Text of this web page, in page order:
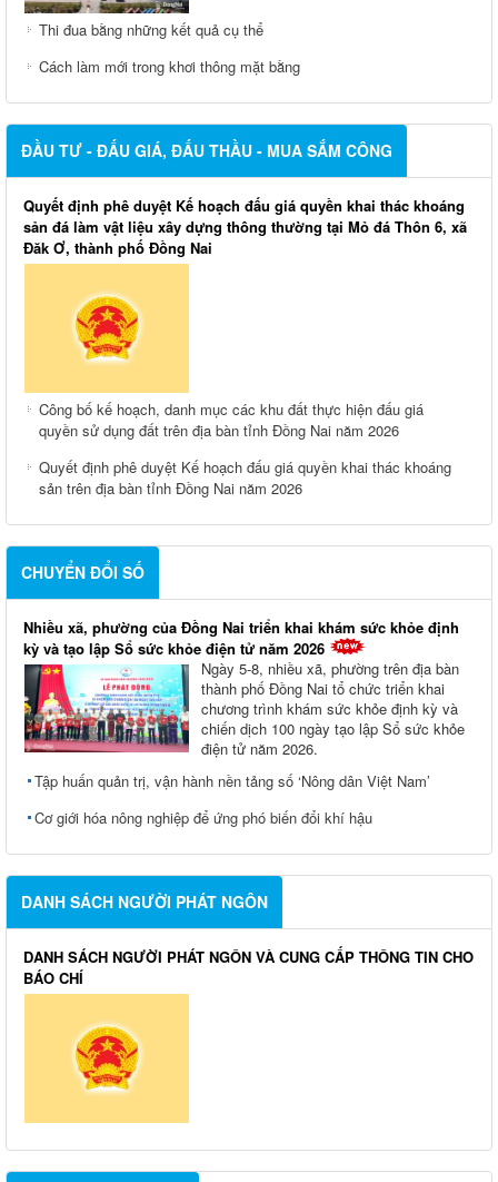
Thi đua bằng những kết quả cụ thể
Cách làm mới trong khơi thông mặt bằng
ĐẦU TƯ - ĐẤU GIÁ, ĐẤU THẦU - MUA SẮM CÔNG
Quyết định phê duyệt Kế hoạch đấu giá quyền khai thác khoáng
sản đá làm vật liệu xây dựng thông thường tại Mỏ đá Thôn 6, xã
Đăk Ơ, thành phố Đồng Nai
Công bố kế hoạch, danh mục các khu đất thực hiện đấu giá
quyền sử dụng đất trên địa bàn tỉnh Đồng Nai năm 2026
Quyết định phê duyệt Kế hoạch đấu giá quyền khai thác khoáng
sản trên địa bàn tỉnh Đồng Nai năm 2026
CHUYỂN ĐỔI SỐ
Nhiều xã, phường của Đồng Nai triển khai khám sức khỏe định
kỳ và tạo lập Sổ sức khỏe điện tử năm 2026
Ngày 5-8, nhiều xã, phường trên địa bàn
thành phố Đồng Nai tổ chức triển khai
chương trình khám sức khỏe định kỳ và
chiến dịch 100 ngày tạo lập Sổ sức khỏe
điện tử năm 2026.
Tập huấn quản trị, vận hành nền tảng số ‘Nông dân Việt Nam’
Cơ giới hóa nông nghiệp để ứng phó biến đổi khí hậu
DANH SÁCH NGƯỜI PHÁT NGÔN
DANH SÁCH NGƯỜI PHÁT NGÔN VÀ CUNG CẤP THÔNG TIN CHO
BÁO CHÍ